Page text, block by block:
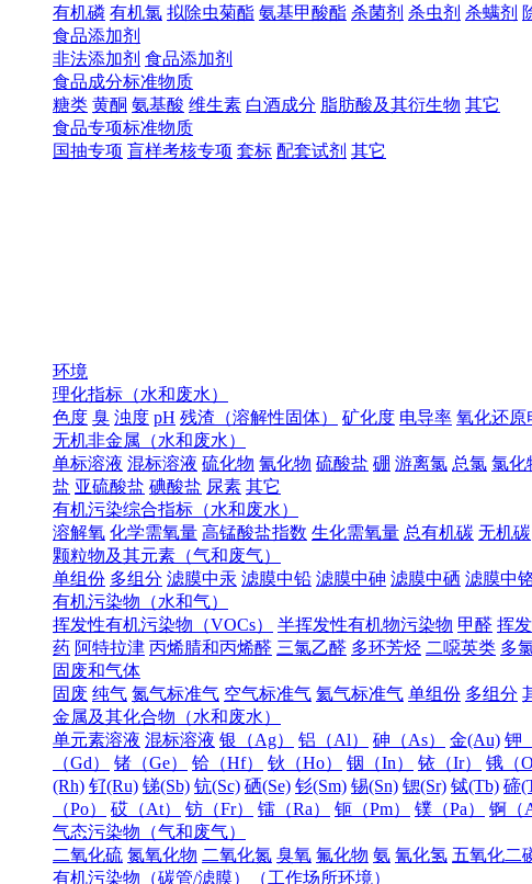
有机磷 有机氯 拟除虫菊酯 氨基甲酸酯 杀菌剂 杀虫剂 杀螨剂
食品添加剂
非法添加剂 食品添加剂
食品成分标准物质
糖类 黄酮 氨基酸 维生素 白酒成分 脂肪酸及其衍生物 其它
食品专项标准物质
国抽专项 盲样考核专项 套标 配套试剂 其它
环境
理化指标（水和废水）
色度 臭 浊度 pH 残渣（溶解性固体） 矿化度 电导率 氧化还原
无机非金属（水和废水）
单标溶液 混标溶液 硫化物 氰化物 硫酸盐 硼 游离氯 总氯 氯化
盐 亚硫酸盐 碘酸盐 尿素 其它
有机污染综合指标（水和废水）
溶解氧 化学需氧量 高锰酸盐指数 生化需氧量 总有机碳 无机碳
颗粒物及其元素（气和废气）
单组份 多组分 滤膜中汞 滤膜中铅 滤膜中砷 滤膜中硒 滤膜中
有机污染物（水和气）
挥发性有机污染物（VOCs）
半挥发性有机物污染物 甲醛 挥
药 阿特拉津 丙烯腈和丙烯醛 三氯乙醛 多环芳烃 二噁英类 多
固废和气体
固废 纯气 氮气标准气 空气标准气 氦气标准气 单组份 多组分
金属及其化合物（水和废水）
单元素溶液 混标溶液 银（Ag） 铝（Al） 砷（As） 金(Au) 钾
（Gd）
锗（Ge） 铪（Hf） 钬（Ho） 铟（In） 铱（Ir） 锇（
(Rh) 钌(Ru) 锑(Sb) 钪(Sc) 硒(Se) 钐(Sm) 锡(Sn) 锶(Sr) 铽(Tb) 碲
（Po）
砹（At） 钫（Fr） 镭（Ra） 钷（Pm） 镤（Pa）
锕（
气态污染物（气和废气）
二氧化硫 氮氧化物 二氧化氮 臭氧 氟化物 氨 氰化氢 五氧化二
有机污染物（碳管/滤膜）（工作场所环境）